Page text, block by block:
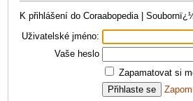
K přihlášení do Coraabopedia |
Uživatelské jméno:
Vaše heslo
Zapamatovat si